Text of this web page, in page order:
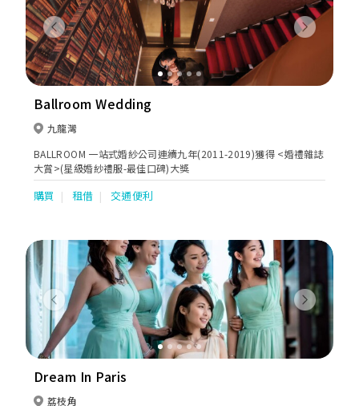
Previous Next
Ballroom Wedding
九龍灣
BALLROOM 一站式婚紗公司連續九年(2011-2019)獲得 <婚禮雜誌
大賞>(星級婚紗禮服-最佳口碑)大獎
購買 租借 交通便利
Previous Next
Dream In Paris
荔枝角